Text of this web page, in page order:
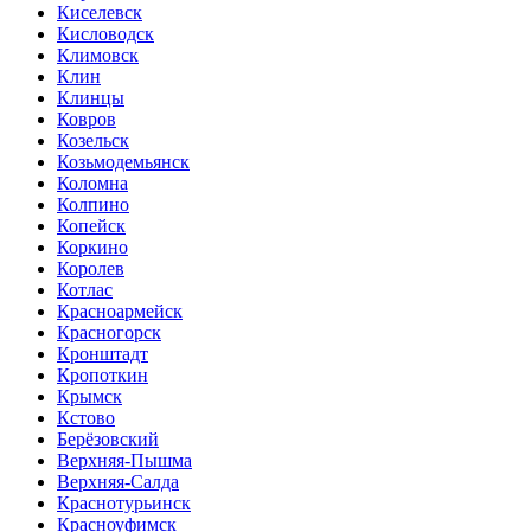
Киселевск
Кисловодск
Климовск
Клин
Клинцы
Ковров
Козельск
Козьмодемьянск
Коломна
Колпино
Копейск
Коркино
Королев
Котлас
Красноармейск
Красногорск
Кронштадт
Кропоткин
Крымск
Кстово
Берёзовский
Верхняя-Пышма
Верхняя-Салда
Краснотурьинск
Красноуфимск